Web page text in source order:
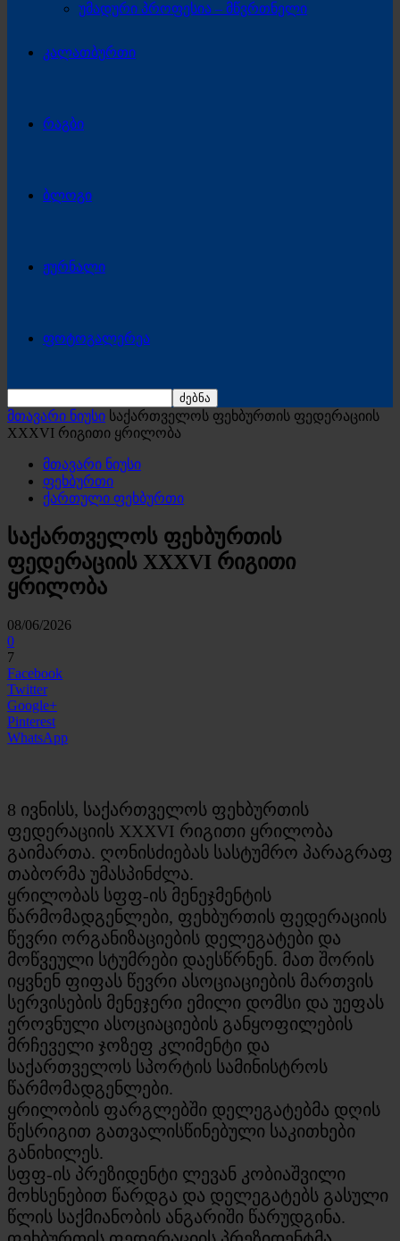
უმადური პროფესია – მწვრთნელი
კალათბურთი
რაგბი
ბლოგი
ჟურნალი
ფოტოგალერეა
მთავარი ნიუსი საქართველოს ფეხბურთის ფედერაციის
XXXVI რიგითი ყრილობა
მთავარი ნიუსი
ფეხბურთი
ქართული ფეხბურთი
საქართველოს ფეხბურთის
ფედერაციის XXXVI რიგითი
ყრილობა
08/06/2026
0
7
Facebook
Twitter
Google+
Pinterest
WhatsApp
8 ივნისს, საქართველოს ფეხბურთის
ფედერაციის XXXVI რიგითი ყრილობა
გაიმართა. ღონისძიებას სასტუმრო პარაგრაფ
თაბორმა უმასპინძლა.
ყრილობას სფფ-ის მენეჯმენტის
წარმომადგენლები, ფეხბურთის ფედერაციის
წევრი ორგანიზაციების დელეგატები და
მოწვეული სტუმრები დაესწრნენ. მათ შორის
იყვნენ ფიფას წევრი ასოციაციების მართვის
სერვისების მენეჯერი ემილი დომსი და უეფას
ეროვნული ასოციაციების განყოფილების
მრჩეველი ჯოზეფ კლიმენტი და
საქართველოს სპორტის სამინისტროს
წარმომადგენლები.
ყრილობის ფარგლებში დელეგატებმა დღის
წესრიგით გათვალისწინებული საკითხები
განიხილეს.
სფფ-ის პრეზიდენტი ლევან კობიაშვილი
მოხსენებით წარდგა და დელეგატებს გასული
წლის საქმიანობის ანგარიში წარუდგინა.